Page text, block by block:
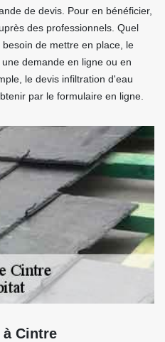
de devis. Pour en bénéficier,
des professionnels. Quel
de mettre en place, le
demande en ligne ou en
le devis infiltration d'eau
par le formulaire en ligne.
Cintre